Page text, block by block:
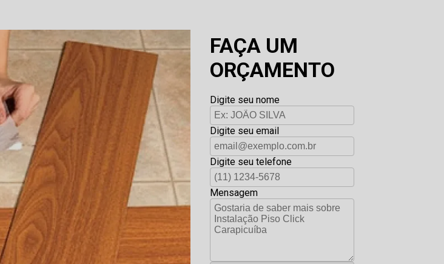
FAÇA UM
ORÇAMENTO
Digite seu nome
Digite seu email
Digite seu telefone
Mensagem